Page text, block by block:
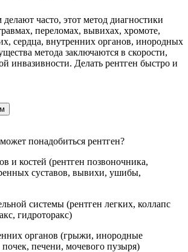
часто, этот метод диагностики
переломах, вывихах, хромоте,
сердца, внутренних органов, инородных
метода заключаются в скорости,
инвазивности. Делать рентген быстро и
понадобиться рентген?
и костей (рентген позвоночника,
суставов, вывихи, ушибы,
системы (рентген легких, коллапс
гидроторакс)
органов (грыжи, инородные
печени, мочевого пузыря)